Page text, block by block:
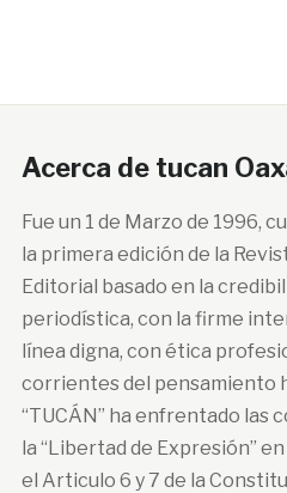
Acerca de tucan
Fue un 1 de Marzo de 1996,
la primera edición de la
Editorial basado en la
periodística, con la firme
línea digna, con ética
corrientes del pensamiento
“TUCÁN” ha enfrentado las
la “Libertad de Expresión”
el Articulo 6 y 7 de la